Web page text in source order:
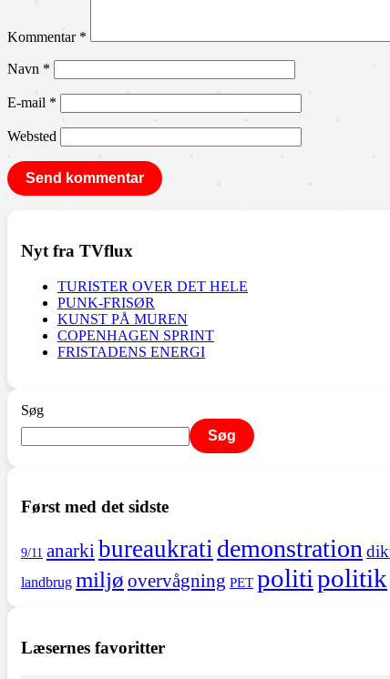
Kommentar *
Navn *
E-mail *
Websted
Nyt fra TVflux
TURISTER OVER DET HELE
PUNK-FRISØR
KUNST PÅ MUREN
COPENHAGEN SPRINT
FRISTADENS ENERGI
Søg
Søg
Først med det sidste
9/11 anarki bureaukrati demonstration
landbrug miljø overvågning PET politipolitik
Læsernes favoritter